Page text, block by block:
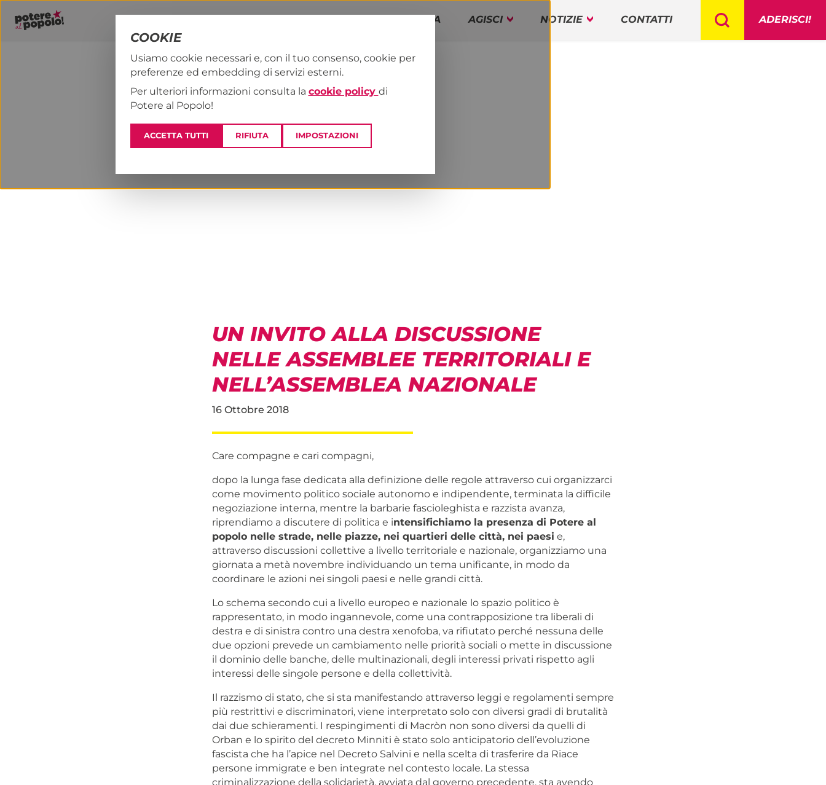
PROGRAMMA AGISCI NOTIZIE CONTATTI ADERISCI!
PAP! NOTIZIE NEWS & MEDIA
UN INVITO ALLA DISCUSSIONE
NELLE ASSEMBLEE TERRITORIALI E
NELL’ASSEMBLEA NAZIONALE
16 Ottobre 2018
Care compagne e cari compagni,
dopo la lunga fase dedicata alla definizione delle regole attraverso cui organizzarci
come movimento politico sociale autonomo e indipendente, terminata la difficile
negoziazione interna, mentre la barbarie fascioleghista e razzista avanza,
riprendiamo a discutere di politica e intensifichiamo la presenza di Potere al
popolo nelle strade, nelle piazze, nei quartieri delle città, nei paesi e,
attraverso discussioni collettive a livello territoriale e nazionale, organizziamo una
giornata a metà novembre individuando un tema unificante, in modo da
coordinare le azioni nei singoli paesi e nelle grandi città.
Lo schema secondo cui a livello europeo e nazionale lo spazio politico è
rappresentato, in modo ingannevole, come una contrapposizione tra liberali di
destra e di sinistra contro una destra xenofoba, va rifiutato perché nessuna delle
due opzioni prevede un cambiamento nelle priorità sociali o mette in discussione
il dominio delle banche, delle multinazionali, degli interessi privati rispetto agli
interessi delle singole persone e della collettività.
Il razzismo di stato, che si sta manifestando attraverso leggi e regolamenti sempre
più restrittivi e discriminatori, viene interpretato solo con diversi gradi di brutalità
dai due schieramenti. I respingimenti di Macròn non sono diversi da quelli di
Orban e lo spirito del decreto Minniti è stato solo anticipatorio dell’evoluzione
fascista che ha l’apice nel Decreto Salvini e nella scelta di trasferire da Riace
persone immigrate e ben integrate nel contesto locale. La stessa
criminalizzazione della solidarietà, avviata dal governo precedente, sta avendo
COOKIE
Usiamo cookie necessari e, con il tuo consenso, cookie per
preferenze ed embedding di servizi esterni.
Per ulteriori informazioni consulta la cookie policy di
Potere al Popolo!
ACCETTA TUTTI RIFIUTA IMPOSTAZIONI